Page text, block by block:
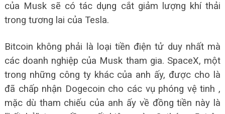
của Musk sẽ có tác dụng cắt giảm lượng khí thải
trong tương lai của Tesla.
Bitcoin không phải là loại tiền điện tử duy nhất mà
các doanh nghiệp của Musk tham gia. SpaceX, một
trong những công ty khác của anh ấy, được cho là
đã chấp nhận Dogecoin cho các vụ phóng vệ tinh ,
mặc dù tham chiếu của anh ấy về đồng tiền này là